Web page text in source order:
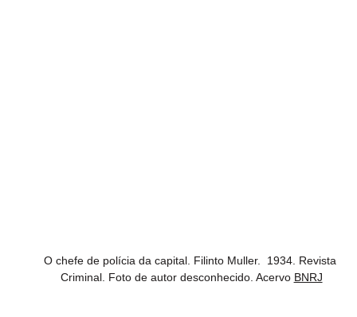
O chefe de polícia da capital. Filinto Muller.  1934. Revista
Criminal. Foto de autor desconhecido. Acervo BNRJ